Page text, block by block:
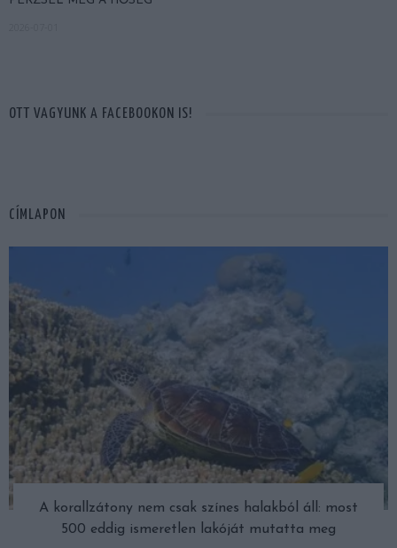
OTT VAGYUNK A FACEBOOKON IS!
CÍMLAPON
A korallzátony nem csak színes halakból áll: most
500 eddig ismeretlen lakóját mutatta meg